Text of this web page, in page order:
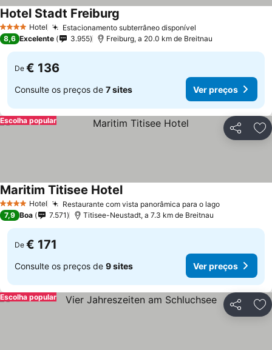
4 EstrelasHotel Estacionamento subterrâneo disponível
Hotel Stadt Freiburg
8,6 Excelente 3.955 Freiburg, a 20.0 km de Breitnau
De € 136
Consulte os preços de 7 sites Ver preços
Partilhar
Escolha popular
4 EstrelasHotel Restaurante com vista panorâmica para o lago
Maritim Titisee Hotel
7,9 Boa 7.571 Titisee-Neustadt, a 7.3 km de Breitnau
De € 171
Consulte os preços de 9 sites Ver preços
Partilhar
Escolha popular